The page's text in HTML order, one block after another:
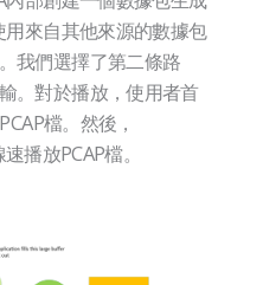
用來自其他來源的數據包
我們選擇了第二條路
。對於播放，使用者首
檔。然後，
播放PCAP檔。